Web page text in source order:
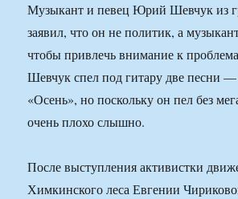
Музыкант и певец Юрий Шевчук из
заявил, что он не политик, а
чтобы привлечь внимание к
Шевчук спел под гитару две песни
«Осень», но поскольку он пел без
очень плохо слышно.
После выступления активистки
Химкинского леса Евгении